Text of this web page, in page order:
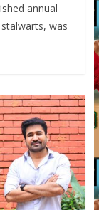
annual
was